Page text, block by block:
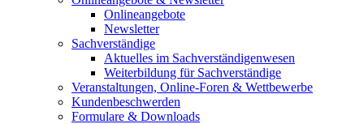
Onlineangebote
Newsletter
Sachverständige
Aktuelles im Sachverständigenwesen
Weiterbildung für Sachverständige
Veranstaltungen, Online-Foren & Wettbewerbe
Kundenbeschwerden
Formulare & Downloads